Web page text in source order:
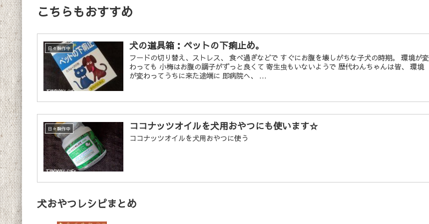
こちらもおすすめ
日々製作中 犬の道具箱：ペットの下痢止め。
フードの切り替え、ストレス、 食べ過ぎなどで すぐにお腹を壊しがちな子犬の時期。 環境が変
わっても 小梅はお腹の調子がずっと良くて 寄生虫もいないようで 歴代わんちゃんは皆、 環境
が変わってうちに来た途端に 即病院へ、 ...
日々製作中 ココナッツオイルを犬用おやつにも使います☆
ココナッツオイルを犬用おやつに使う
犬おやつレシピまとめ